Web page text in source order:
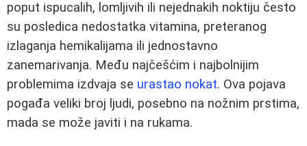
poput ispucalih, lomljivih ili nejednakih noktiju često
su posledica nedostatka vitamina, preteranog
izlaganja hemikalijama ili jednostavno
zanemarivanja. Među najčešćim i najbolnijim
problemima izdvaja se urastao nokat. Ova pojava
pogađa veliki broj ljudi, posebno na nožnim prstima,
mada se može javiti i na rukama.